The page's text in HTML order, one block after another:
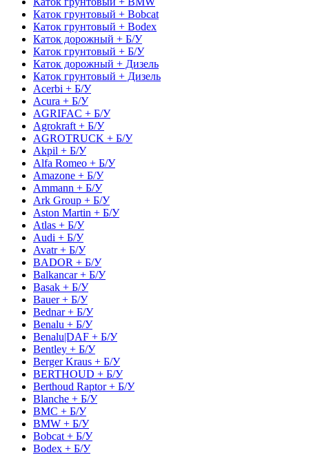
Каток грунтовый + Bobcat
Каток грунтовый + Bodex
Каток дорожный + Б/У
Каток грунтовый + Б/У
Каток дорожный + Дизель
Каток грунтовый + Дизель
Acerbi + Б/У
Acura + Б/У
AGRIFAC + Б/У
Agrokraft + Б/У
AGROTRUCK + Б/У
Akpil + Б/У
Alfa Romeo + Б/У
Amazone + Б/У
Ammann + Б/У
Ark Group + Б/У
Aston Martin + Б/У
Atlas + Б/У
Audi + Б/У
Avatr + Б/У
BADOR + Б/У
Balkancar + Б/У
Basak + Б/У
Bauer + Б/У
Bednar + Б/У
Benalu + Б/У
Benalu|DAF + Б/У
Bentley + Б/У
Berger Kraus + Б/У
BERTHOUD + Б/У
Berthoud Raptor + Б/У
Blanche + Б/У
BMC + Б/У
BMW + Б/У
Bobcat + Б/У
Bodex + Б/У